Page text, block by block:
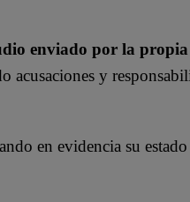
enviado por la propia
acusaciones y
en evidencia su estado